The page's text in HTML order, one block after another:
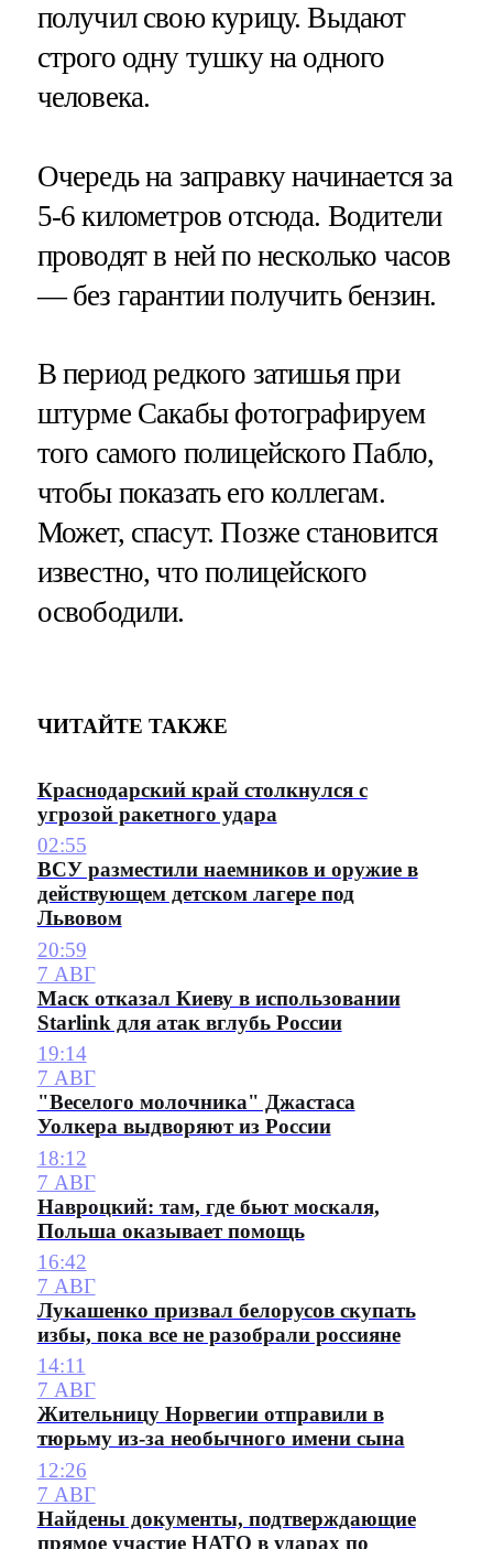
получил свою курицу. Выдают
строго одну тушку на одного
человека.
Очередь на заправку начинается за
5-6 километров отсюда. Водители
проводят в ней по несколько часов
— без гарантии получить бензин.
В период редкого затишья при
штурме Сакабы фотографируем
того самого полицейского Пабло,
чтобы показать его коллегам.
Может, спасут. Позже становится
известно, что полицейского
освободили.
ЧИТАЙТЕ ТАКЖЕ
Краснодарский край столкнулся с
угрозой ракетного удара
02:55
ВСУ разместили наемников и оружие в
действующем детском лагере под
Львовом
20:59
7 АВГ
Маск отказал Киеву в использовании
Starlink для атак вглубь России
19:14
7 АВГ
"Веселого молочника" Джастаса
Уолкера выдворяют из России
18:12
7 АВГ
Навроцкий: там, где бьют москаля,
Польша оказывает помощь
16:42
7 АВГ
Лукашенко призвал белорусов скупать
избы, пока все не разобрали россияне
14:11
7 АВГ
Жительницу Норвегии отправили в
тюрьму из-за необычного имени сына
12:26
7 АВГ
Найдены документы, подтверждающие
прямое участие НАТО в ударах по